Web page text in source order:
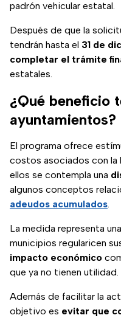
padrón vehicular estatal.
Después de que la
tendrán hasta el 31 de
completar el trámite
estatales.
¿Qué beneficio
ayuntamientos?
El programa ofrece
costos asociados con la
ellos se contempla una
algunos conceptos
adeudos acumulados.
La medida representa
municipios regularicen
impacto económico
que ya no tienen utilidad.
Además de facilitar la
objetivo es evitar que